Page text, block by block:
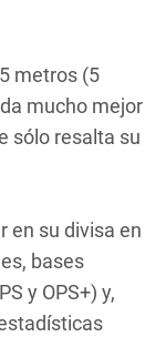
metros (5
mucho mejor
sólo resalta su
en su divisa en
bases
y OPS+) y,